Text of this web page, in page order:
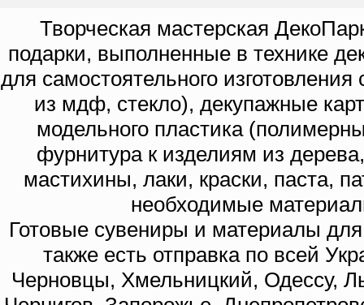
Творческая мастерская
подарки, выполненные в технике
для самостоятельного
из мдф, стекло), декупажные
модельного пластика
фурнитура к изделиям из
мастихины, лаки, краски, паста,
необходимые
Готовые сувениры и материалы
также есть отправка по всей
Черновцы, Хмельницкий, Одессу,